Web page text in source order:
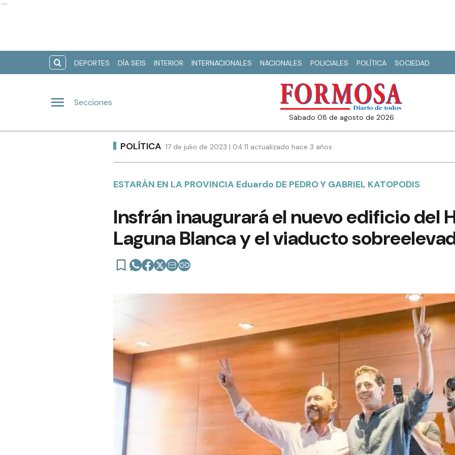
Ads
DEPORTES DÍA SEIS INTERIOR INTERNACIONALES NACIONALES POLICIALES POLÍTICA SOCIEDAD
Secciones
sábado 08 de agosto de 2026
POLÍTICA 17 de julio de 2023 | 04:11 actualizado hace 3 años
ESTARÁN EN LA PROVINCIA Eduardo DE PEDRO Y GABRIEL KATOPODIS
Insfrán inaugurará el nuevo edificio del
Laguna Blanca y el viaducto